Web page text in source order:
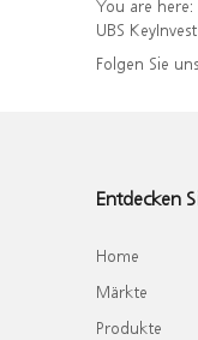
You are here:
UBS
Folgen Sie
Entdecken
Home
Märkte
Produkte